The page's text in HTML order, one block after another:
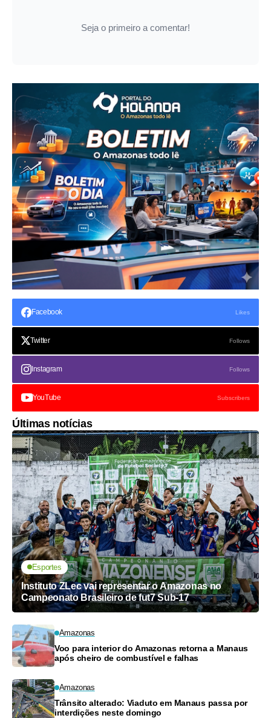
Seja o primeiro a comentar!
Facebook Likes
Twitter Follows
Instagram Follows
YouTube Subscribers
Últimas notícias
Esportes
Instituto ZLec vai representar o Amazonas no
Campeonato Brasileiro de fut7 Sub-17
Amazonas
Voo para interior do Amazonas retorna a Manaus
após cheiro de combustível e falhas
Amazonas
Trânsito alterado: Viaduto em Manaus passa por
interdições neste domingo